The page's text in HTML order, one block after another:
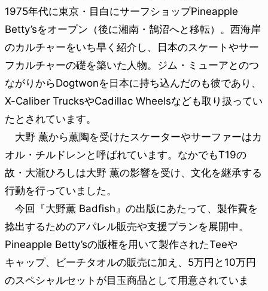
1975年代に東京・目白にサーフショップPineapple
Betty’sをオープン（後に湘南・鵠沼へと移転）。西海岸
のカルチャーをいち早く紹介し、日本のスケートやサー
フカルチャーの礎を築いた人物。ジム・ミューアとのつ
ながりからDogtwonを日本に持ち込んだのも彼であり、
X-Caliber TrucksやCadillac Wheelsなども取り扱ってい
たとされています。
大野 薫から薫陶を受けたスケーターやサーファーはカ
オル・チルドレンと呼ばれています。なかでもT19の
故・大瀧ひろしは大野 薫の影響を受け、文化を継承する
行動を行っていました。
今回『大野薫 Badfish』の出版にあたって、製作費を
捻出するためのアパレル販売や支援プランを展開中。
Pineapple Betty’sの版権を用いて製作されたTeeや
キャップ、ビーチタオルの販売に加え、5万円と10万円
のスペシャルセットが目玉商品として用意されていま